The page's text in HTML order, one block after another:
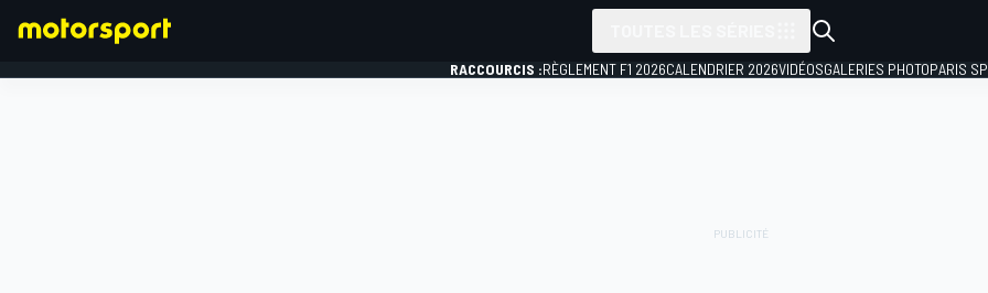
RACCOURCIS :RÈGLEMENT F1 2026CALENDRIER 2026VIDÉOSGALERIES PHOTOPARIS